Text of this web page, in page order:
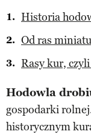
Historia
Od ras
Rasy kur,
Hodowla
gospodarki
historycznym